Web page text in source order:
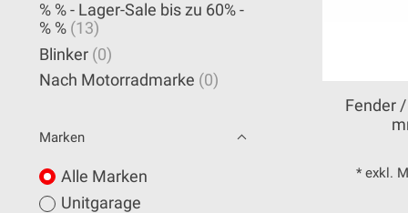
% % - Lager-Sale bis zu 60% -
% % (13)
Blinker (0)
Nach Motorradmarke (0)
Marken
Alle Marken
Unitgarage
Fender
* exkl.